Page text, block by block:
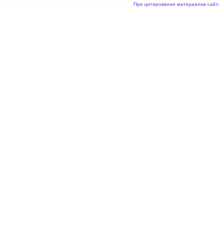
При цитировании материалов